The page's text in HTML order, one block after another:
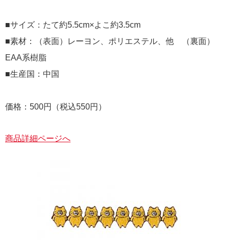
■サイズ：たて約5.5cm×よこ約3.5cm
■素材：（表面）レーヨン、ポリエステル、他 （裏面）
EAA系樹脂
■生産国：中国
価格：500円（税込550円）
商品詳細ページへ